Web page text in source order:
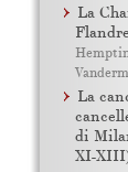
La
La
di
XI-